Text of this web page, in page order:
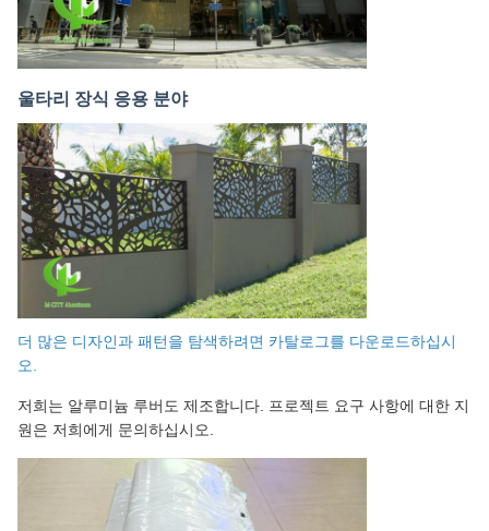
울타리 장식 응용 분야
더 많은 디자인과 패턴을 탐색하려면 카탈로그를 다운로드하십시
오.
저희는 알루미늄 루버도 제조합니다. 프로젝트 요구 사항에 대한 지
원은 저희에게 문의하십시오.